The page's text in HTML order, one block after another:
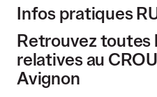
Infos pratiques
Retrouvez toutes
relatives au
Avignon